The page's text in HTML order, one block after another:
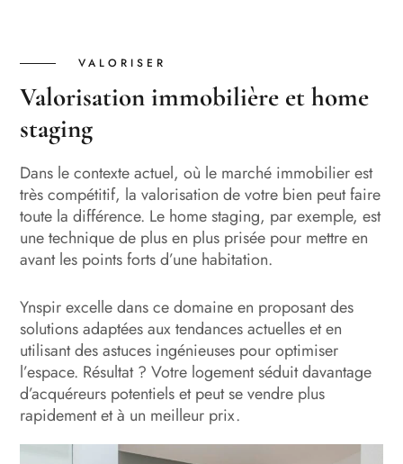
VALORISER
Valorisation immobilière et home
staging
Dans le contexte actuel, où le marché immobilier est
très compétitif, la valorisation de votre bien peut faire
toute la différence. Le home staging, par exemple, est
une technique de plus en plus prisée pour mettre en
avant les points forts d’une habitation.
Ynspir excelle dans ce domaine en proposant des
solutions adaptées aux tendances actuelles et en
utilisant des astuces ingénieuses pour optimiser
l’espace. Résultat ? Votre logement séduit davantage
d’acquéreurs potentiels et peut se vendre plus
rapidement et à un meilleur prix.